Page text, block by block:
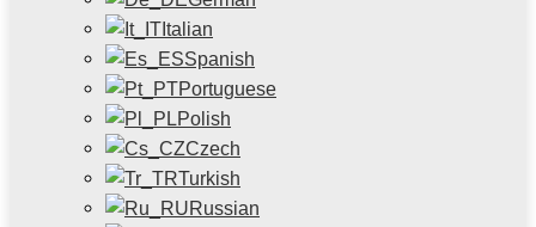
Italian
Spanish
Portuguese
Polish
Czech
Turkish
Russian